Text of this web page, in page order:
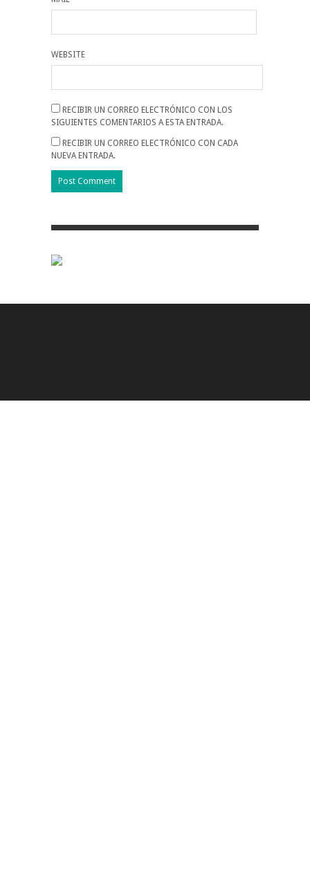
WEBSITE
RECIBIR UN CORREO ELECTRÓNICO CON LOS
SIGUIENTES COMENTARIOS A ESTA ENTRADA.
RECIBIR UN CORREO ELECTRÓNICO CON CADA
NUEVA ENTRADA.